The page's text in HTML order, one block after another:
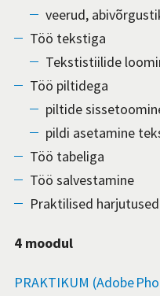
veerud,
Töö tekstiga
Tekstistiilide
Töö piltidega
piltide
pildi asetamine
Töö tabeliga
Töö salvestamine
Praktilised harjutused
4 moodul
PRAKTIKUM (Adobe